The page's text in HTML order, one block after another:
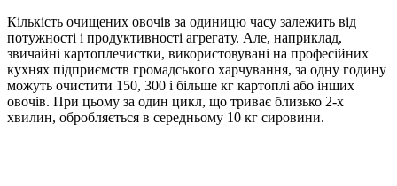
Кількість очищених овочів за одиницю часу залежить від
потужності і продуктивності агрегату. Але, наприклад,
звичайні картоплечистки, використовувані на професійних
кухнях підприємств громадського харчування, за одну годину
можуть очистити 150, 300 і більше кг картоплі або інших
овочів. При цьому за один цикл, що триває близько 2-х
хвилин, обробляється в середньому 10 кг сировини.